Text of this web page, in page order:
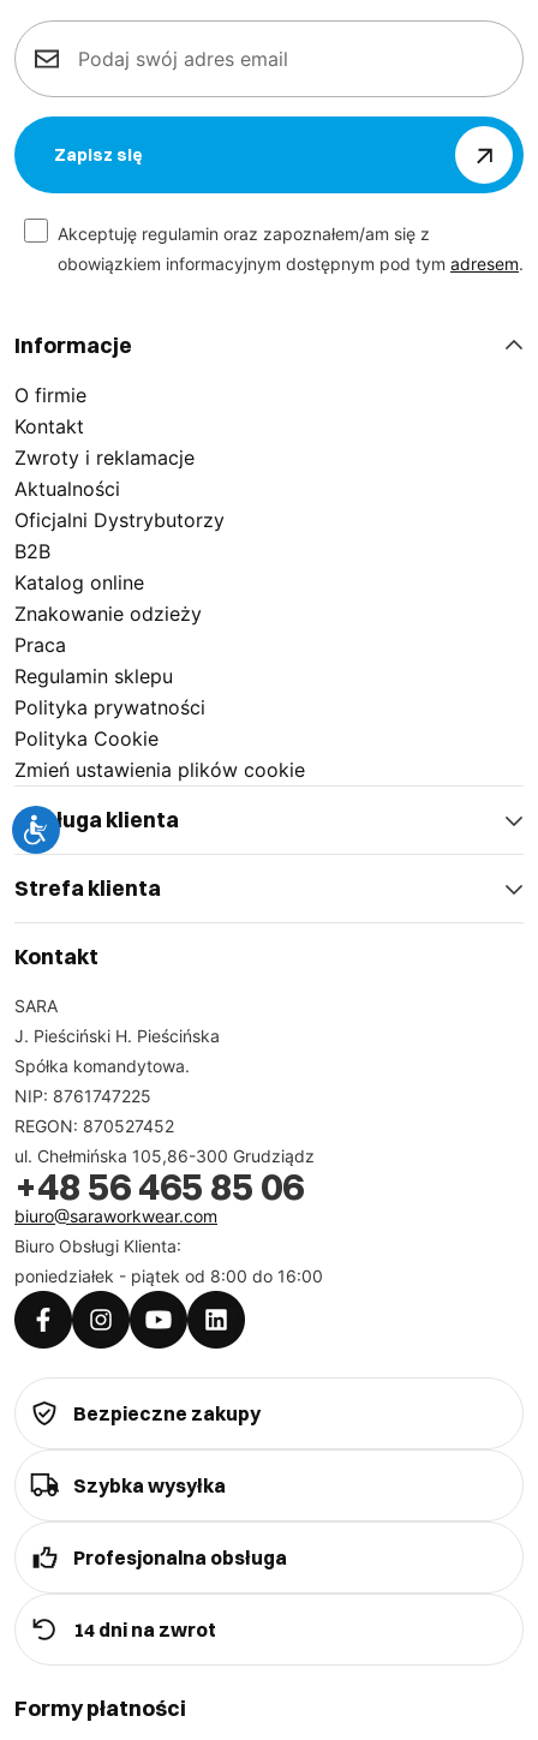
Zapisz się
Akceptuję regulamin oraz zapoznałem/am się z
obowiązkiem informacyjnym dostępnym pod tym adresem.
Informacje
O firmie
Kontakt
Zwroty i reklamacje
Aktualności
Oficjalni Dystrybutorzy
B2B
Katalog online
Znakowanie odzieży
Praca
Regulamin sklepu
Polityka prywatności
Polityka Cookie
Zmień ustawienia plików cookie
Obsługa klienta
Strefa klienta
Kontakt
SARA
J. Pieściński H. Pieścińska
Spółka komandytowa.
NIP: 8761747225
REGON: 870527452
ul. Chełmińska 105,86-300 Grudziądz
+48 56 465 85 06
biuro@saraworkwear.com
Biuro Obsługi Klienta:
poniedziałek - piątek od 8:00 do 16:00
Bezpieczne zakupy
Szybka wysyłka
Profesjonalna obsługa
14 dni na zwrot
Formy płatności